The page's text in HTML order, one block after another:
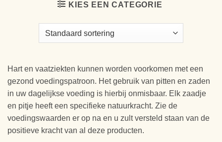
KIES EEN CATEGORIE
Hart en vaatziekten kunnen worden voorkomen met een
gezond voedingspatroon. Het gebruik van pitten en zaden
in uw dagelijkse voeding is hierbij onmisbaar. Elk zaadje
en pitje heeft een specifieke natuurkracht. Zie de
voedingswaarden er op na en u zult versteld staan van de
positieve kracht van al deze producten.